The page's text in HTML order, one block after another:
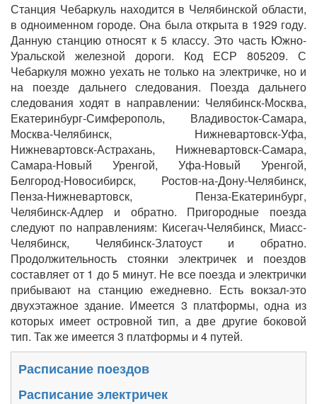
Станция Чебаркуль находится в Челябинской области,
в одноименном городе. Она была открыта в 1929 году.
Данную станцию относят к 5 классу. Это часть Южно-
Уральской железной дороги. Код ЕСР 805209. С
Чебаркуля можно уехать не только на электричке, но и
на поезде дальнего следования. Поезда дальнего
следования ходят в направлении: Челябинск-Москва,
Екатеринбург-Симферополь, Владивосток-Самара,
Москва-Челябинск, Нижневартовск-Уфа,
Нижневартовск-Астрахань, Нижневартовск-Самара,
Самара-Новый Уренгой, Уфа-Новый Уренгой,
Белгород-Новосибирск, Ростов-на-Дону-Челябинск,
Пенза-Нижневартовск, Пенза-Екатеринбург,
Челябинск-Адлер и обратно. Пригородные поезда
следуют по направлениям: Кисегач-Челябинск, Миасс-
Челябинск, Челябинск-Златоуст и обратно.
Продолжительность стоянки электричек и поездов
составляет от 1 до 5 минут. Не все поезда и электрички
прибывают на станцию ежедневно. Есть вокзал-это
двухэтажное здание. Имеется 3 платформы, одна из
которых имеет островной тип, а две другие боковой
тип. Так же имеется 3 платформы и 4 путей.
Расписание поездов
Расписание электричек